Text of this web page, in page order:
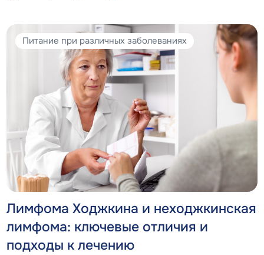
Питание при различных заболеваниях
Лимфома Ходжкина и неходжкинская
лимфома: ключевые отличия и
подходы к лечению